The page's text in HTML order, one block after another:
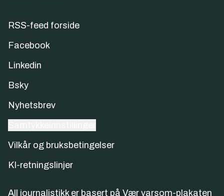
RSS-feed forside
Facebook
Linkedin
Bsky
Nyhetsbrev
Vilkår og bruksbetingelser
KI-retningslinjer
All journalistikk er basert på Vær varsom-plakaten